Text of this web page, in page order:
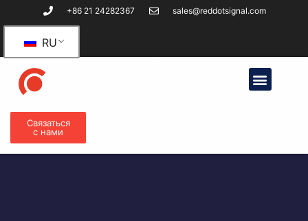
+86 21 24282367 sales@reddotsignal.com
RU
Связаться
с нами